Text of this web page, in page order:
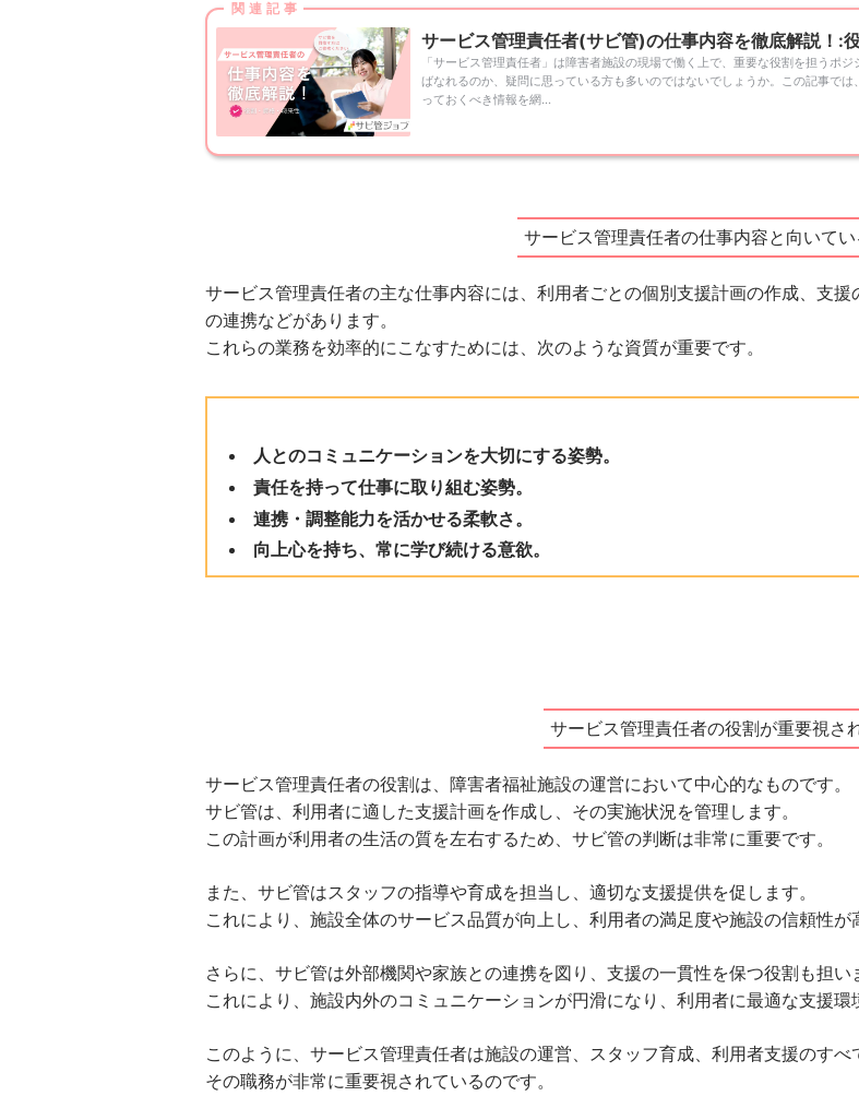
サービス管理責任者(サビ管)の仕事内容を徹底解説！:
「サービス管理責任者」は障害者施設の現場で働く上で、重要な役割を担うポ
ばなれるのか、疑問に思っている方も多いのではないでしょうか。この記事で
っておくべき情報を網...
サービス管理責任者の仕事内容と向いて
サービス管理責任者の主な仕事内容には、利用者ごとの個別支援計画の作成、支
の連携などがあります。
これらの業務を効率的にこなすためには、次のような資質が重要です。
人とのコミュニケーションを大切にする姿勢。
責任を持って仕事に取り組む姿勢。
連携・調整能力を活かせる柔軟さ。
向上心を持ち、常に学び続ける意欲。
サービス管理責任者の役割が重要視さ
サービス管理責任者の役割は、障害者福祉施設の運営において中心的なものです。
サビ管は、利用者に適した支援計画を作成し、その実施状況を管理します。
この計画が利用者の生活の質を左右するため、サビ管の判断は非常に重要です。
また、サビ管はスタッフの指導や育成を担当し、適切な支援提供を促します。
これにより、施設全体のサービス品質が向上し、利用者の満足度や施設の信頼性が
さらに、サビ管は外部機関や家族との連携を図り、支援の一貫性を保つ役割も担い
これにより、施設内外のコミュニケーションが円滑になり、利用者に最適な支援環
このように、サービス管理責任者は施設の運営、スタッフ育成、利用者支援のす
その職務が非常に重要視されているのです。